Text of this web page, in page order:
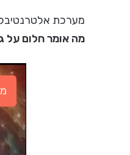
מערכת
מה אומר חלום על